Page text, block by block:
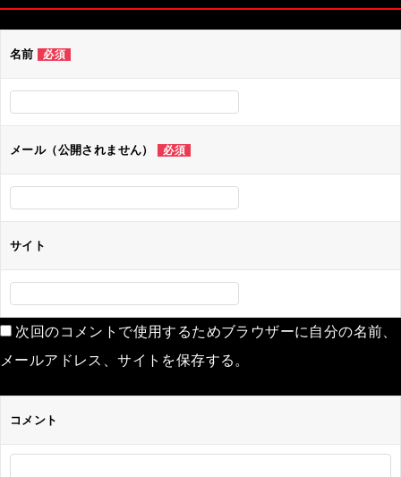
名前 必須
メール（公開されません） 必須
サイト
次回のコメントで使用するためブラウザーに自分の名前、
メールアドレス、サイトを保存する。
コメント